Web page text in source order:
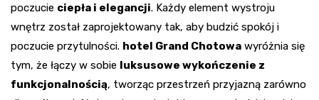
poczucie ciepła i elegancji. Każdy element wystroju
wnętrz został zaprojektowany tak, aby budzić spokój i
poczucie przytulności. hotel Grand Chotowa wyróżnia się
tym, że łączy w sobie luksusowe wykończenie z
funkcjonalnością, tworząc przestrzeń przyjazną zarówno